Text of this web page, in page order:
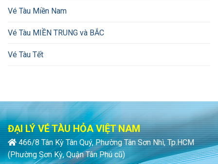
Vé Tàu Miền Nam
Vé Tàu MIỀN TRUNG và BẮC
Vé Tàu Tết
ĐẠI LÝ VÉ TÀU HỎA VIỆT NAM
466/8 Tân Kỳ Tân Quý, Phường Tân Sơn Nhì, Tp.HCM
(Phường Sơn Kỳ, Quận Tân Phú cũ)